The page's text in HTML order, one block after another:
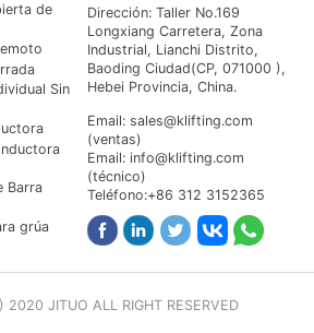
de
Sin
Barra
grúa
Dirección: Taller No.169
Longxiang Carretera, Zona
Industrial, Lianchi Distrito,
Baoding Ciudad(CP, 071000 ),
Hebei Provincia, China.
Email: sales@klifting.com
(ventas)
Email: info@klifting.com
(técnico)
Teléfono:+86 312 3152365
2020 JITUO ALL RIGHT RESERVED